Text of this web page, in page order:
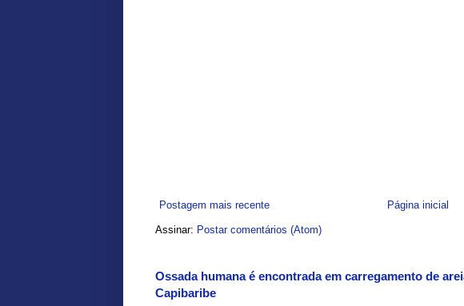
Postagem mais recente Página inicial
Assinar: Postar comentários (Atom)
Ossada humana é encontrada em carregamento de
Capibaribe